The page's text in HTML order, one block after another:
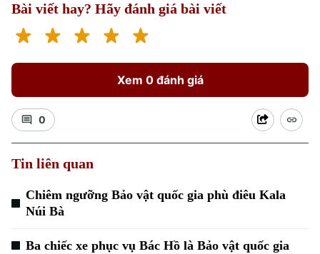
Bài viết hay? Hãy đánh giá bài viết
Xem 0 đánh giá
0
Tin liên quan
Chiêm ngưỡng Bảo vật quốc gia phù điêu Kala
Núi Bà
Ba chiếc xe phục vụ Bác Hồ là Bảo vật quốc gia